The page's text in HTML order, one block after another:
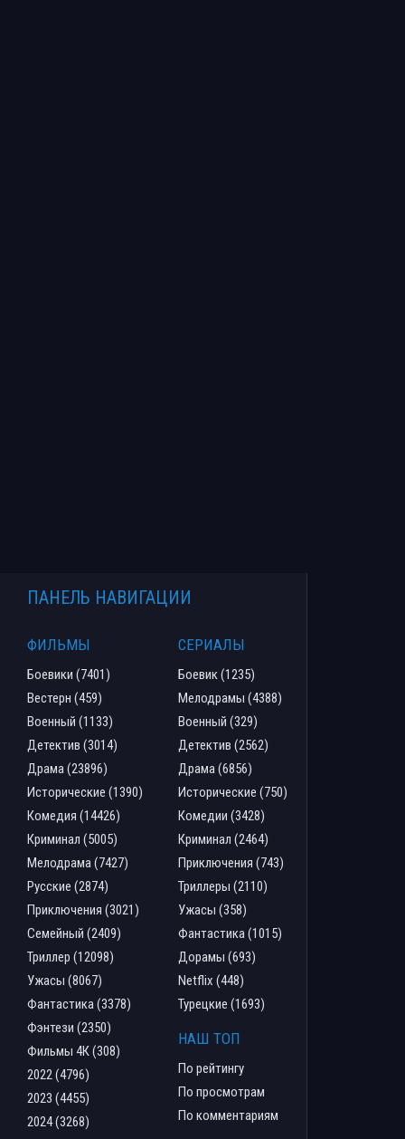
ПАНЕЛЬ НАВИГАЦИИ
ФИЛЬМЫ
Боевики (7401)
Вестерн (459)
Военный (1133)
Детектив (3014)
Драма (23896)
Исторические (1390)
Комедия (14426)
Криминал (5005)
Мелодрама (7427)
Русские (2874)
Приключения (3021)
Семейный (2409)
Триллер (12098)
Ужасы (8067)
Фантастика (3378)
Фэнтези (2350)
Фильмы 4К (308)
2022 (4796)
2023 (4455)
2024 (3268)
СЕРИАЛЫ
Боевик (1235)
Мелодрамы (4388)
Военный (329)
Детектив (2562)
Драма (6856)
Исторические (750)
Комедии (3428)
Криминал (2464)
Приключения (743)
Триллеры (2110)
Ужасы (358)
Фантастика (1015)
Дорамы (693)
Netflix (448)
Турецкие (1693)
НАШ ТОП
По рейтингу
По просмотрам
По комментариям